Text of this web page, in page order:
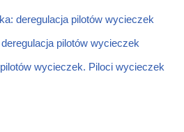
deregulacja pilotów wycieczek
pilotów wycieczek
wycieczek. Piloci wycieczek